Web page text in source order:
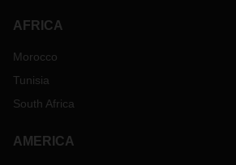
AFRICA
Morocco
Tunisia
South Africa
AMERICA